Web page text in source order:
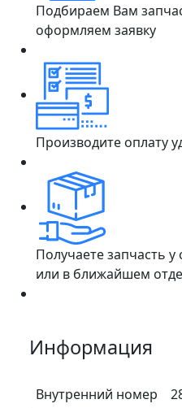
Подбираем Вам
оформляем заявку
Производите оплату
Получаете запчасть
или в ближайшем
Информация
Внутренний номер